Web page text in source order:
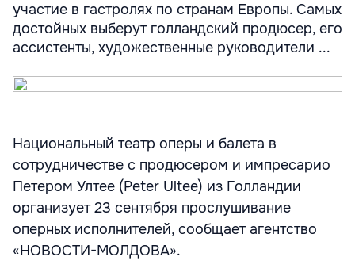
участие в гастролях по странам Европы. Самых
достойных выберут голландский продюсер, его
ассистенты, художественные руководители ...
Национальный театр оперы и балета в
сотрудничестве с продюсером и импресарио
Петером Ултее (Peter Ultee) из Голландии
организует 23 сентября прослушивание
оперных исполнителей, сообщает агентство
«НОВОСТИ-МОЛДОВА».